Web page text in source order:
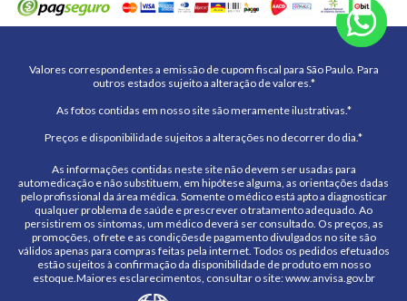
Valores correspondentes a emissão de cupom fiscal para São Paulo. Para
outros estados sujeito a alteração de valores.*
As fotos contidas em nosso site são meramente ilustrativas.*
Preços e disponibilidade sujeitos a alterações no decorrer do dia.*
As informações contidas neste site não devem ser usadas para
automedicação e não substituem, em hipótese alguma, as orientações dadas
pelo profissional da área médica. Somente o médico está apto a diagnosticar
qualquer problema de saúde e prescrever o tratamento adequado. Ao
persistirem os sintomas, um médico deverá ser consultado. Os preços, as
promoções, o frete e as condiçõesde pagamento divulgados no site são
válidos apenas para compras feitas pela internet. Todos os pedidos efetuados
estão sujeitos à confirmação da disponibilidade de produto em nosso
estoque.Maiores esclarecimentos, consultar o site: www.anvisa.gov.br